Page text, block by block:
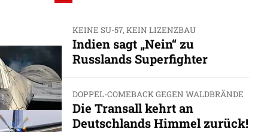
KEINE SU-57, KEIN LIZENZBAU
Indien sagt „Nein“ zu
Russlands Superfighter
DOPPEL-COMEBACK GEGEN WALDBRÄNDE
Die Transall kehrt an
Deutschlands Himmel zurück!